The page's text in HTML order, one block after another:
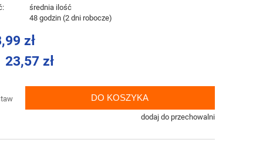
średnia ilość
48 godzin (2 dni robocze)
zł
23,57 zł
DO KOSZYKA
dodaj do przechowalni